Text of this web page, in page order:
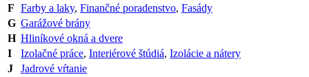
F Farby a laky, Finančné poradenstvo, Fasády
G Garážové brány
H Hliníkové okná a dvere
I
Izolačné práce, Interiérové štúdiá, Izolácie a nátery
J
Jadrové vŕtanie